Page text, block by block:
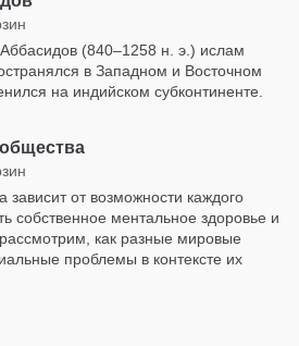
(840–1258 н. э.) ислам
в Западном и Восточном
на индийском субконтиненте.
зависит от возможности каждого
собственное ментальное здоровье и
как разные мировые
проблемы в контексте их